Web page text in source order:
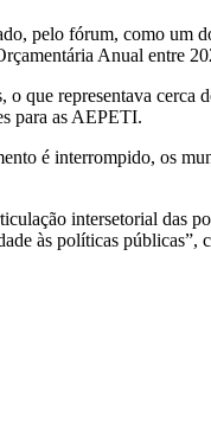
pelo fórum, como um
Anual entre
que representava
para as AEPETI.
é interrompido, os
intersetorial das
às políticas